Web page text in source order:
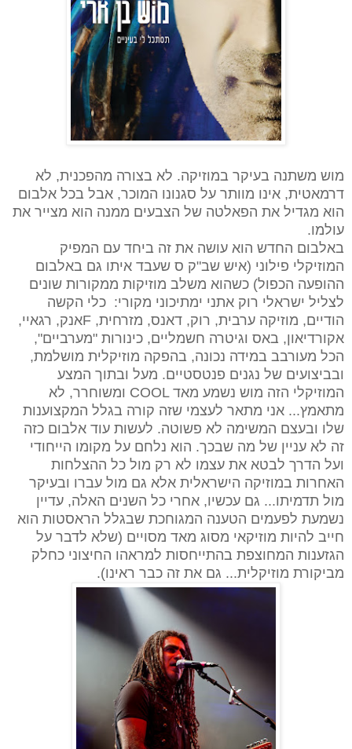
מוש משתנה בעיקר במוזיקה. לא בצורה מהפכנית, לא
דרמאטית, אינו מוותר על סגנונו המוכר, אבל בכל אלבום
הוא מגדיל את הפאלטה של הצבעים ממנה הוא מצייר את
עולמו.
באלבום החדש הוא עושה את זה ביחד עם המפיק
המוזיקלי פילוני (איש שב"ק ס שעבד איתו גם באלבום
ההופעה הכפול) כשהוא משלב מוזיקות ממקורות שונים
לצליל ישראלי רוק אתני ימתיכוני מקורי: כלי הקשה
הודיים, מוזיקה ערבית, רוק, דאנס, מזרחית, Fאנק, רגאיי,
אקורדיאון, באס וגיטרה חשמליים, כינורות "מערביים",
הכל מעורבב במידה נכונה, בהפקה מוזיקלית מושלמת,
ובביצועים של נגנים פנטסטיים. מעל ובתוך המצע
המוזיקלי הזה מוש נשמע מאד COOL ומשוחרר, לא
מתאמץ... אני מתאר לעצמי שזה קורה בגלל המקצוענות
שלו ובעצם המשימה לא פשוטה. לעשות עוד אלבום כזה
זה לא עניין של מה שבכך. הוא נלחם על מקומו הייחודי
ועל הדרך לבטא את עצמו לא רק מול כל ההצלחות
האחרות במוזיקה הישראלית אלא גם מול עברו ובעיקר
מול תדמיתו... גם עכשיו, אחרי כל השנים האלה, עדיין
נשמעת לפעמים הטענה המגוחכת שבגלל הראסטות הוא
חייב להיות מוזיקאי מסוג מאד מסויים (שלא לדבר על
הגזענות המחוצפת בהתייחסות למראהו החיצוני כחלק
מביקורת מוזיקלית... גם את זה כבר ראינו).